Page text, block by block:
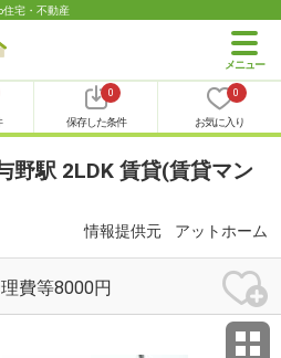
住宅・不動産
0
保存した条件
0
お気に入り
野駅 2LDK 賃貸(賃貸マン
情報提供元 アットホーム
費等8000円